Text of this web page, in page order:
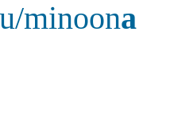
minoona